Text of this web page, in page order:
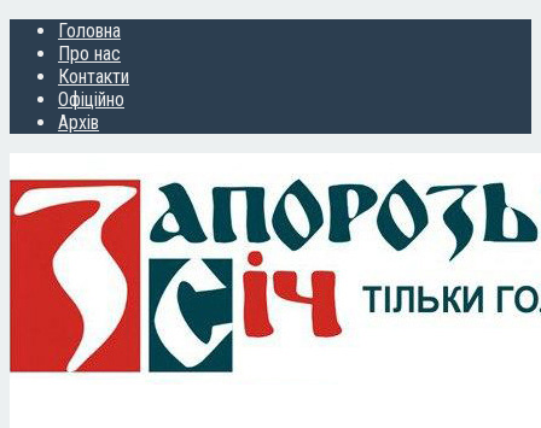
Головна
Про нас
Контакти
Офіційно
Архів